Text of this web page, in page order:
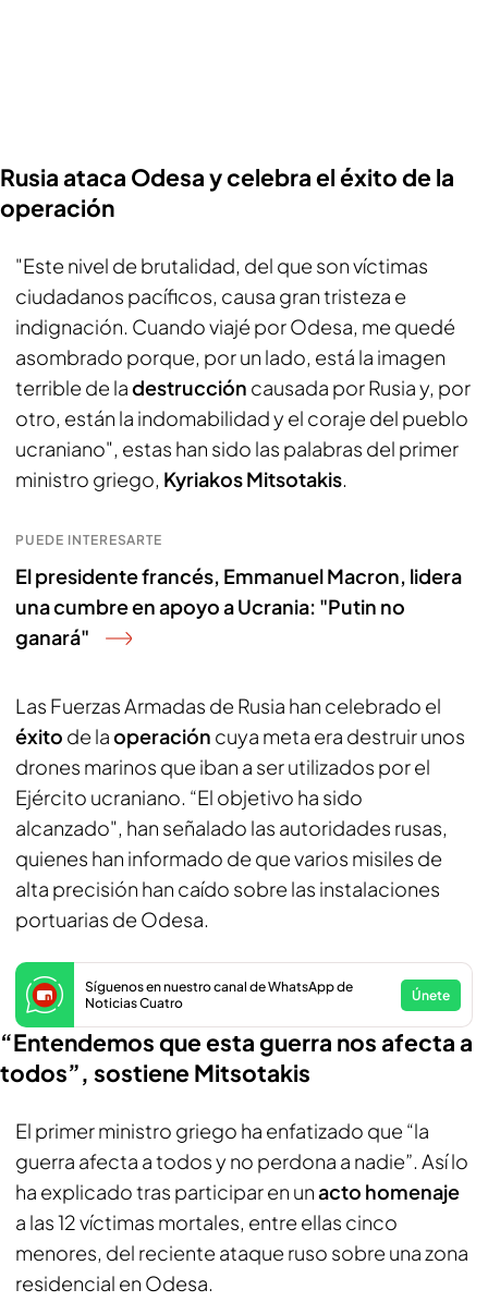
Rusia ataca Odesa y celebra el éxito de la
operación
"Este nivel de brutalidad, del que son víctimas
ciudadanos pacíficos, causa gran tristeza e
indignación. Cuando viajé por Odesa, me quedé
asombrado porque, por un lado, está la imagen
terrible de ladestrucción causada por Rusia y, por
otro, están la indomabilidad y el coraje del pueblo
ucraniano", estas han sido las palabras del primer
ministro griego, Kyriakos Mitsotakis.
PUEDE INTERESARTE
El presidente francés, Emmanuel Macron, lidera
una cumbre en apoyo a Ucrania: "Putin no
ganará"
Las Fuerzas Armadas de Rusia han celebrado el
éxito de laoperación cuya meta era destruir unos
drones marinos que iban a ser utilizados por el
Ejército ucraniano. “El objetivo ha sido
alcanzado", han señalado las autoridades rusas,
quienes han informado de que varios misiles de
alta precisión han caído sobre las instalaciones
portuarias de Odesa.
Síguenos en nuestro canal de WhatsApp de
Noticias Cuatro
Únete
“Entendemos que esta guerra nos afecta a
todos”, sostiene Mitsotakis
El primer ministro griego ha enfatizado que “la
guerra afecta a todos y no perdona a nadie”. Así lo
ha explicado tras participar en unacto homenaje
a las 12 víctimas mortales, entre ellas cinco
menores, del reciente ataque ruso sobre una zona
residencial en Odesa.